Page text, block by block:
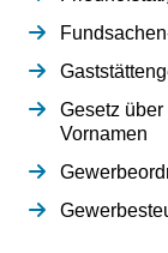
Gesetz
Vornamen